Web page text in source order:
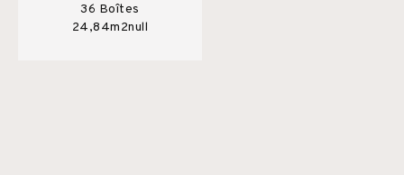
36 Boîtes
24,84m2null